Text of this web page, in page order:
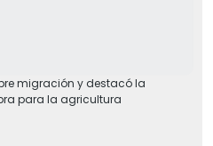
migración y destacó la
para la agricultura